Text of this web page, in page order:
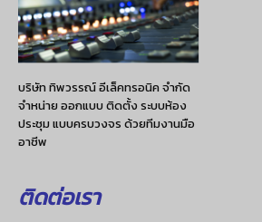
บริษัท ทิพวรรณ์ อีเล็คทรอนิค จำกัด
จำหน่าย ออกแบบ ติดตั้ง ระบบห้อง
ประชุม แบบครบวงจร ด้วยทีมงานมือ
อาชีพ
ติดต่อเรา